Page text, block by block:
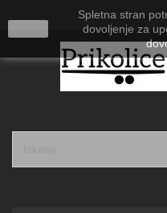
Spletna stran
dovoljenje za